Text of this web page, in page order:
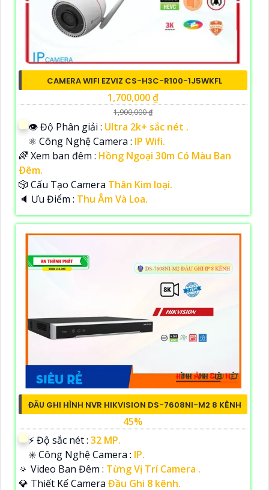
CAMERA WIFI EZVIZ CS-H3C-R100-1J5WKFL
1,700,000 ₫
1,900,000 ₫
👁 Độ Phân giải : Ultra 2k+ sắc nét .
⚛️ Công Nghệ Camera : IP Wifi.
🌈 Xem ban đêm : Hồng Ngoại 30m Có Màu Ban
Ðêm.
🎲 Cấu Tạo Camera Thân Kim loại.
️🔈 Ưu Điểm : Thu Âm Và Loa.
ĐẦU GHI HÌNH NVR HIKVISION DS-7608NI-M2 8 KÊNH
45%
️⚡ Độ sắc nét : 32 MP.
✳️ Công Nghệ Camera : IP.
🔅 Video Ban Đêm : Từng Vị Trí Camera .
💎 Thiết Kế Camera Đầu Ghi 8 kênh.